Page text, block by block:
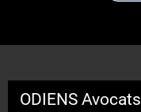
ODIENS Avocats